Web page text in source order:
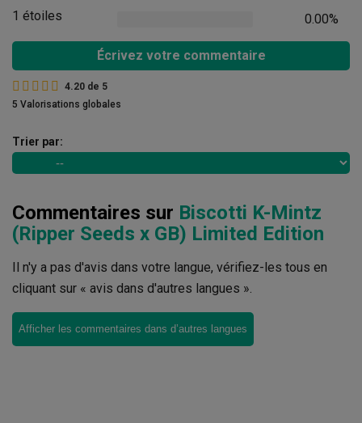
1 étoiles
0.00%
Écrivez votre commentaire
4.20 de 5
5 Valorisations globales
Trier par:
Commentaires sur Biscotti K-Mintz
(Ripper Seeds x GB) Limited Edition
Il n'y a pas d'avis dans votre langue, vérifiez-les tous en
cliquant sur « avis dans d'autres langues ».
Afficher les commentaires dans d’autres langues